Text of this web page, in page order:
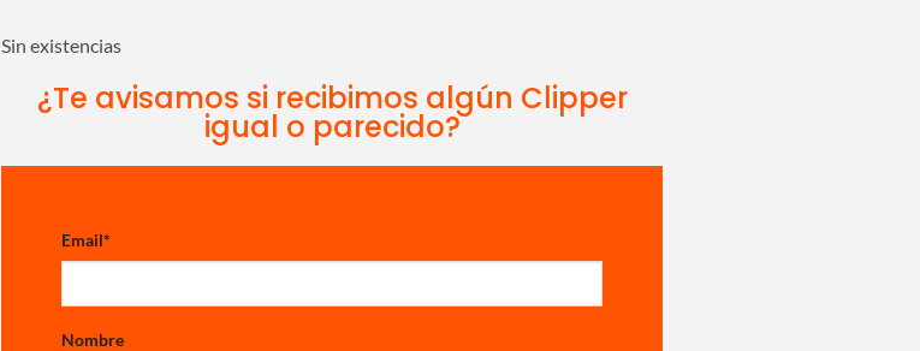
Sin existencias
¿Te avisamos si recibimos algún Clipper
igual o parecido?
Email*
Nombre